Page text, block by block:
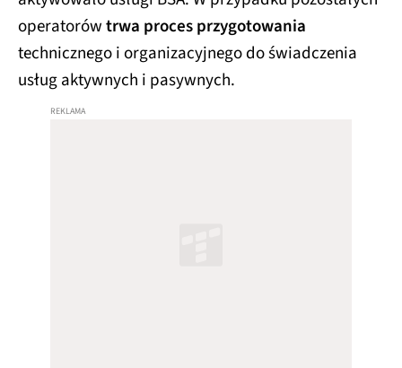
operatorówtrwa proces przygotowania
technicznego i organizacyjnego do świadczenia
usług aktywnych i pasywnych.